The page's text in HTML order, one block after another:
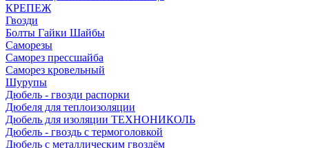
КРЕПЕЖ
Гвозди
Болты Гайки Шайбы
Саморезы
Саморез прессшайба
Саморез кровельный
Шурупы
Дюбель - гвозди распорки
Дюбеля для теплоизоляции
Дюбель для изоляции ТЕХНОНИКОЛЬ
Дюбель - гвоздь с термоголовкой
Дюбель с металлическим гвоздём